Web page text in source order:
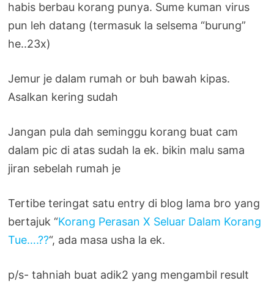
habis berbau korang punya. Sume kuman virus
pun leh datang (termasuk la selsema “burung”
he..23x)
Jemur je dalam rumah or buh bawah kipas.
Asalkan kering sudah
Jangan pula dah seminggu korang buat cam
dalam pic di atas sudah la ek. bikin malu sama
jiran sebelah rumah je
Tertibe teringat satu entry di blog lama bro yang
bertajuk “Korang Perasan X Seluar Dalam Korang
Tue….??“, ada masa usha la ek.
p/s- tahniah buat adik2 yang mengambil result